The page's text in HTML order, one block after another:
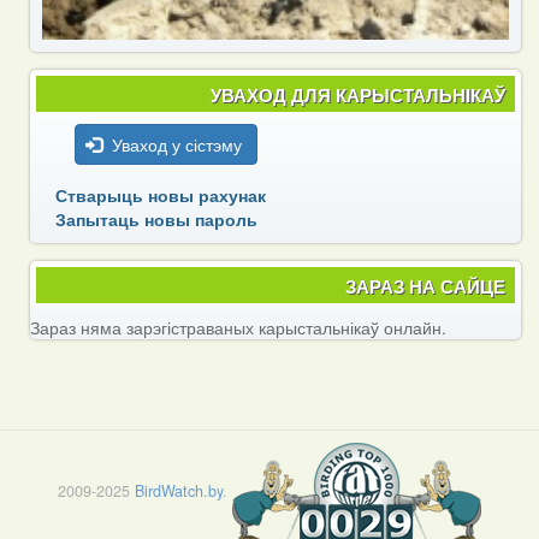
УВАХОД ДЛЯ КАРЫСТАЛЬНІКАЎ
Уваход у сістэму
Стварыць новы рахунак
Запытаць новы пароль
ЗАРАЗ НА САЙЦЕ
Зараз няма зарэгістраваных карыстальнікаў онлайн.
2009-2025 BirdWatch.by.